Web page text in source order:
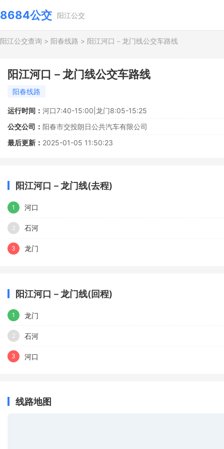
8684公交 阳江公交
阳江公交查询 > 阳春线路 > 阳江河口－龙门线公交车路线
阳江河口－龙门线公交车路线
阳春线路
运行时间： 河口7:40-15:00|龙门8:05-15:25
公交公司： 阳春市交投朗日公共汽车有限公司
最后更新： 2025-01-05 11:50:23
阳江河口－龙门线(去程)
1 河口
2 石河
3 龙门
阳江河口－龙门线(回程)
1 龙门
2 石河
3 河口
线路地图